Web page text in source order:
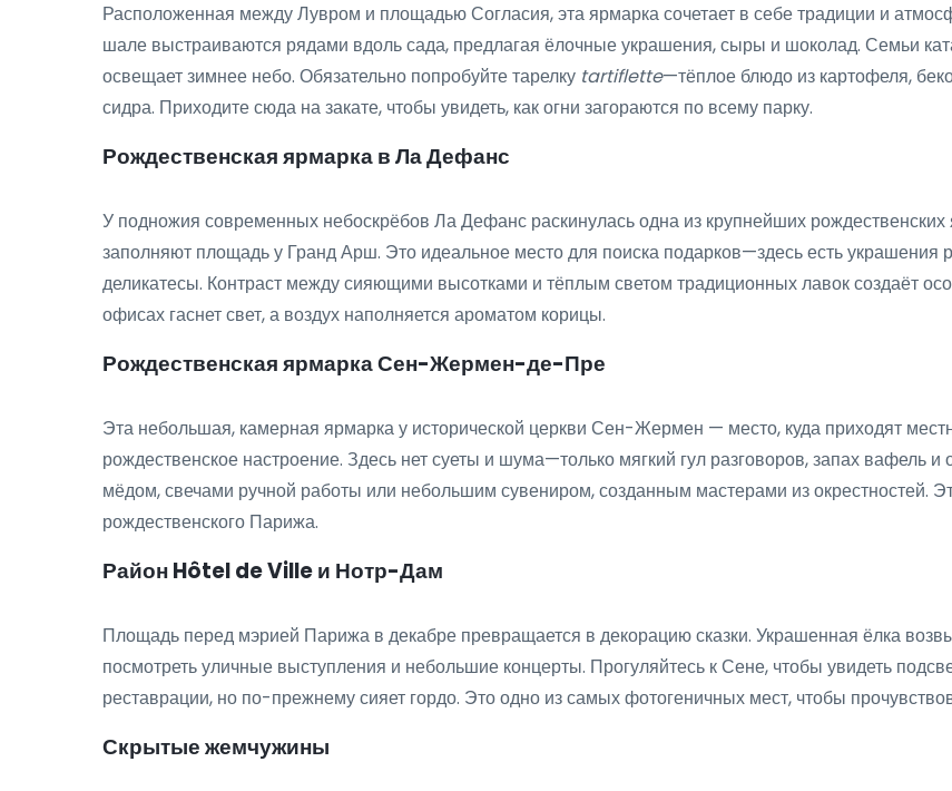
Расположенная между Лувром и площадью Согласия, эта ярмарка сочетает в себе традиции и
шале выстраиваются рядами вдоль сада, предлагая ёлочные украшения, сыры и шоколад. Семьи
освещает зимнее небо. Обязательно попробуйте тарелку tartiflette—тёплое блюдо из картофеля,
сидра. Приходите сюда на закате, чтобы увидеть, как огни загораются по всему парку.
Рождественская ярмарка в Ла Дефанс
У подножия современных небоскрёбов Ла Дефанс раскинулась одна из крупнейших
заполняют площадь у Гранд Арш. Это идеальное место для поиска подарков—здесь есть
деликатесы. Контраст между сияющими высотками и тёплым светом традиционных лавок создаёт
офисах гаснет свет, а воздух наполняется ароматом корицы.
Рождественская ярмарка Сен-Жермен-де-Пре
Эта небольшая, камерная ярмарка у исторической церкви Сен-Жермен — место, куда приходят
рождественское настроение. Здесь нет суеты и шума—только мягкий гул разговоров, запах вафель
мёдом, свечами ручной работы или небольшим сувениром, созданным мастерами из окрестностей.
рождественского Парижа.
Район Hôtel de Ville и Нотр-Дам
Площадь перед мэрией Парижа в декабре превращается в декорацию сказки. Украшенная ёлка
посмотреть уличные выступления и небольшие концерты. Прогуляйтесь к Сене, чтобы увидеть
реставрации, но по-прежнему сияет гордо. Это одно из самых фотогеничных мест, чтобы
Скрытые жемчужины